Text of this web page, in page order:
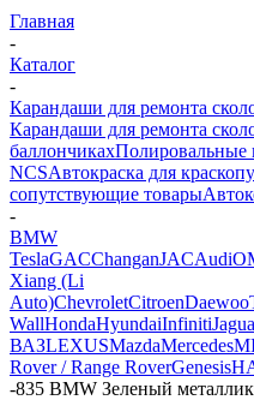
Главная
-
Каталог
-
Карандаши для ремонта
Карандаши для ремонта
баллончикахПолировальные
NCSАвтокраска для
сопутствующие товары
-
BMW
TeslaGACChanganJACAudi
Xiang (Li
Auto)ChevroletCitroenDaewoo
WallHondaHyundaiInfiniti
ВАЗLEXUSMazdaMercedes
Rover / Range RoverGenesis
-835 BMW Зеленый